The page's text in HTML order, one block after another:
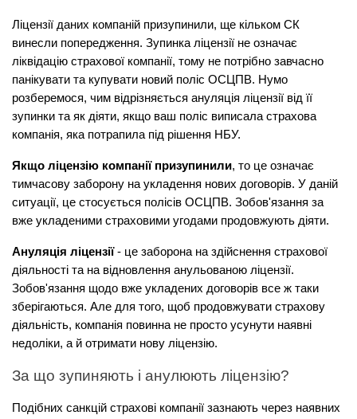
Ліцензії даних компаній призупинили, ще кільком СК
винесли попередження. Зупинка ліцензії не означає
ліквідацію страхової компанії, тому не потрібно завчасно
панікувати та купувати новий поліс ОСЦПВ. Нумо
розберемося, чим відрізняється ануляція ліцензії від її
зупинки та як діяти, якщо ваш поліс виписала страхова
компанія, яка потрапила під рішення НБУ.
Якщо ліцензію компанії призупинили, то це означає
тимчасову заборону на укладення нових договорів. У даній
ситуації, це стосується полісів ОСЦПВ. Зобов'язання за
вже укладеними страховими угодами продовжують діяти.
Ануляція ліцензії - це заборона на здійснення страхової
діяльності та на відновлення анульованою ліцензії.
Зобов'язання щодо вже укладених договорів все ж таки
зберігаються. Але для того, щоб продовжувати страхову
діяльність, компанія повинна не просто усунути наявні
недоліки, а й отримати нову ліцензію.
За що зупиняють і анулюють ліцензію?
Подібних санкцій страхові компанії зазнають через наявних